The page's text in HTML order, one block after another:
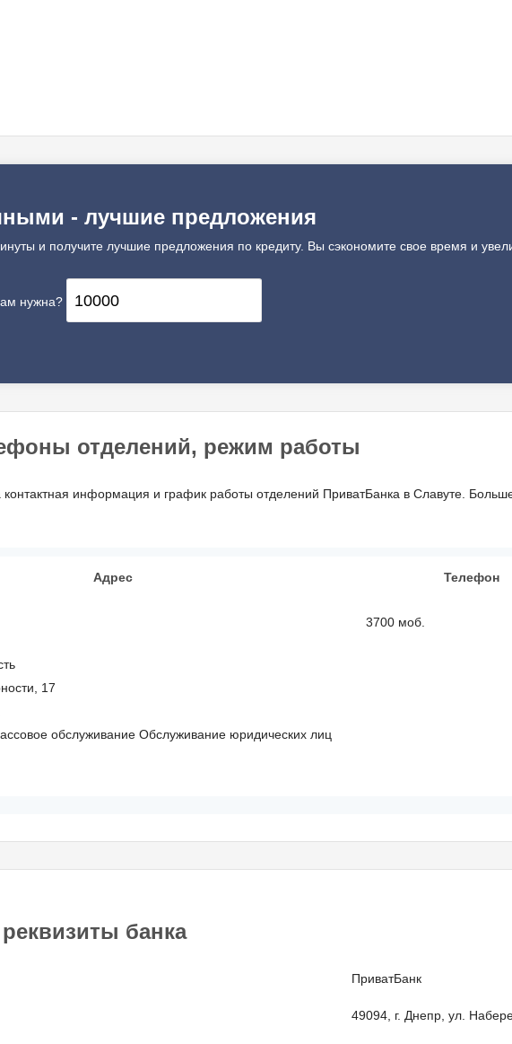
- лучшие предложения
и получите лучшие предложения по кредиту. Вы сэкономите свое время и
нужна?
отделений, режим работы
контактная информация и график работы отделений ПриватБанка в Славуте.
Адрес Телефон
17
обслуживание Обслуживание юридических лиц
3700 моб.
банка
ПриватБанк
49094, г. Днепр, ул.